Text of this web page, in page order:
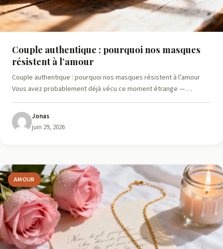
Couple authentique : pourquoi nos masques
résistent à l’amour
Couple authentique : pourquoi nos masques résistent à l’amour
Vous avez probablement déjà vécu ce moment étrange —…
Jonas
juin 29, 2026
AMOUR